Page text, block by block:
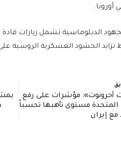
الدبلوماسية تشمل زيارات قادة
الحشود العسكرية الروسية
أحرونوت»: مؤشرات على رفع
المتحدة مستوى تأهبها تحسباً
إيران